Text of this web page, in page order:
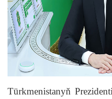
Türkmenistanyň